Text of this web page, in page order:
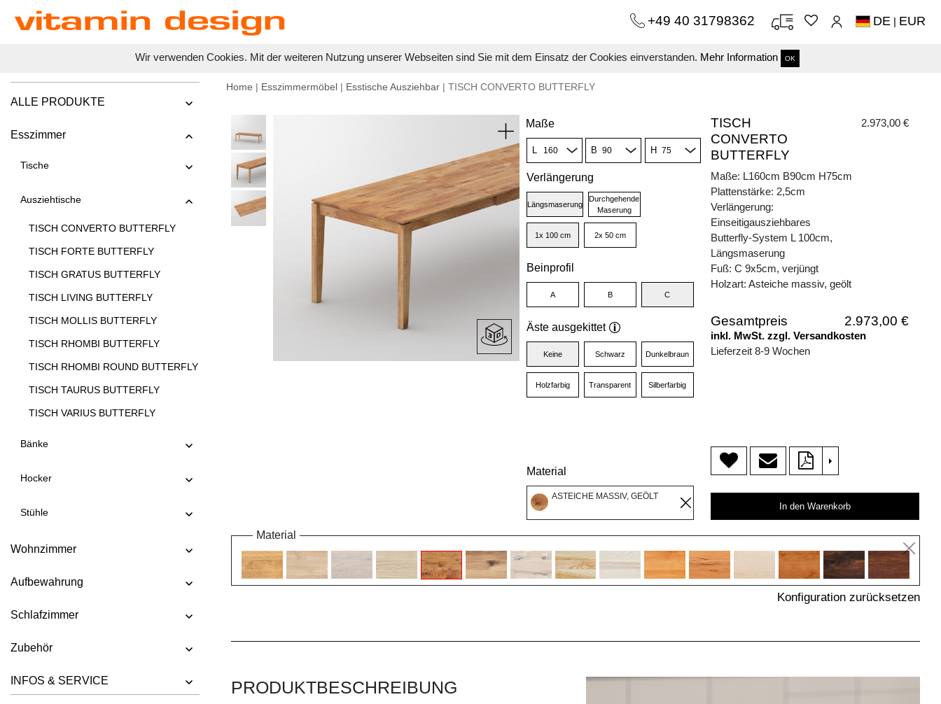
Wir verwenden Cookies. Mit der weiteren Nutzung unserer Webseiten sind Sie mit dem Einsatz der Cookies einverstanden. Mehr Information OK
+49 40 31798362 DE | EUR
ALLE PRODUKTE
Esszimmer
Tische
Ausziehtische
TISCH CONVERTO BUTTERFLY
TISCH FORTE BUTTERFLY
TISCH GRATUS BUTTERFLY
TISCH LIVING BUTTERFLY
TISCH MOLLIS BUTTERFLY
TISCH RHOMBI BUTTERFLY
TISCH RHOMBI ROUND BUTTERFLY
TISCH TAURUS BUTTERFLY
TISCH VARIUS BUTTERFLY
Bänke
Hocker
Stühle
Wohnzimmer
Aufbewahrung
Schlafzimmer
Zubehör
INFOS & SERVICE
Home | Esszimmermöbel | Esstische Ausziehbar | TISCH CONVERTO BUTTERFLY
Maße
L B H
Verlängerung
Längsmaserung
Durchgehende
Maserung
1x 100 cm 2x 50 cm
Beinprofil
A B C
Äste ausgekittet
Keine Schwarz Dunkelbraun
Holzfarbig Transparent Silberfarbig
Material
ASTEICHE MASSIV, GEÖLT
TISCH
CONVERTO
BUTTERFLY
2.973,00 €
Maße: L160cm B90cm H75cm
Plattenstärke: 2,5cm
Verlängerung:
Einseitigausziehbares
Butterfly-System L 100cm,
Längsmaserung
Fuß: C 9x5cm, verjüngt
Holzart: Asteiche massiv, geölt
Gesamtpreis 2.973,00 €
inkl. MwSt. zzgl. Versandkosten
Lieferzeit 8-9 Wochen
>
In den Warenkorb
Material
Konfiguration zurücksetzen
PRODUKTBESCHREIBUNG